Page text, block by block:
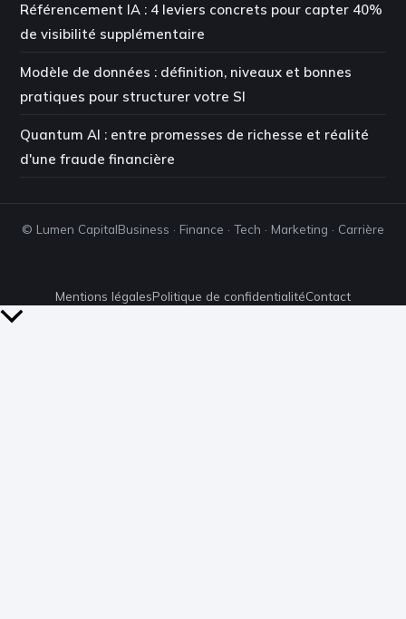
Référencement IA : 4 leviers concrets pour capter 40%
de visibilité supplémentaire
Modèle de données : définition, niveaux et bonnes
pratiques pour structurer votre SI
Quantum AI : entre promesses de richesse et réalité
d'une fraude financière
© Lumen CapitalBusiness · Finance · Tech · Marketing · Carrière
Mentions légalesPolitique de confidentialitéContact